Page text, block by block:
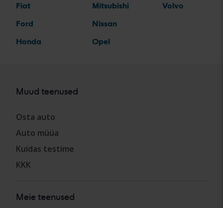
Fiat
Ford
Honda
Mitsubishi
Nissan
Opel
Volvo
Muud teenused
Osta auto
Auto müüa
Kuidas testime
KKK
Meie teenused